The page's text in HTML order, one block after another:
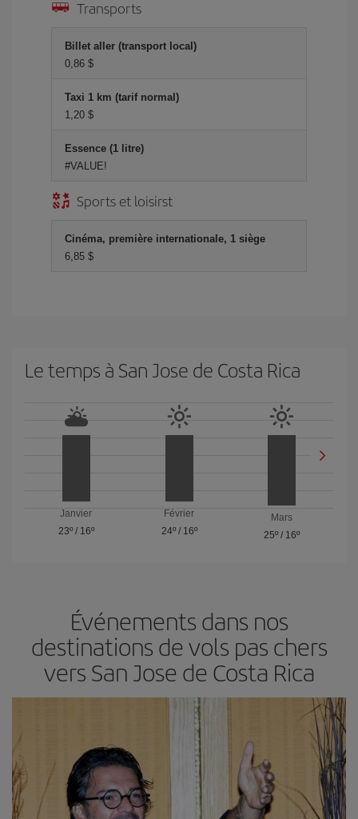
Transports
Billet aller (transport local)
0,86 $
Taxi 1 km (tarif normal)
1,20 $
Essence (1 litre)
#VALUE!
Sports et loisirst
Cinéma, première internationale, 1 siège
6,85 $
Le temps à San Jose de Costa Rica
Janvier
23º/ 16º
Février
24º/ 16º
Mars
25º / 16º
Événements dans nos
destinations de vols pas chers
vers San Jose de Costa Rica